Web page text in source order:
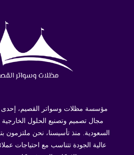
مؤسسة مظلات وسواتر القصيم، إحدى
مجال تصميم وتصنيع الحلول الخارجية
السعودية. منذ تأسيسنا، نحن ملتزمون
عالية الجودة تتناسب مع احتياجات